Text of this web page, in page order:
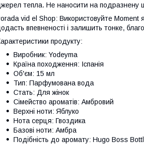
тепла. Не наносити на подразнену
vid el Shop: Використовуйте Moment
впевненості і залишить тонке,
продукту:
Виробник: Yodeyma
Країна походження: Іспанія
Об'єм: 15 мл
Тип: Парфумована вода
Стать: Для жінок
Сімейство ароматів: Амбровий
Верхні ноти: Яблуко
Нота серця: Гвоздика
Базові ноти: Амбра
Подібність до аромату: Hugo Boss